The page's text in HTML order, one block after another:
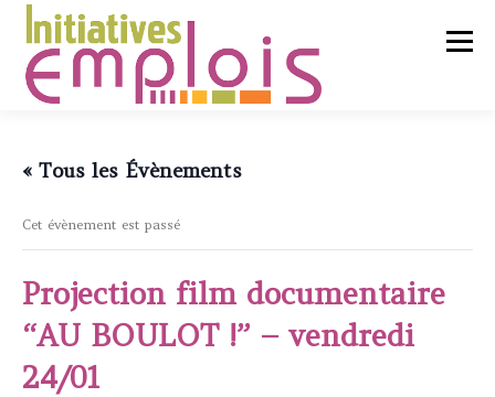
Aller
contenu
Menu
SERVICES CLIENTS
CHERCHEURS D’EMPLOI
« Tous les Évènements
Cet évènement est passé
Projection film documentaire
“AU BOULOT !” – vendredi
24/01